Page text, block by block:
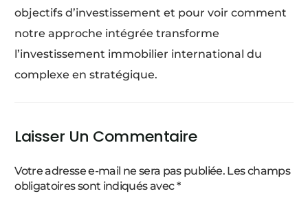
objectifs d’investissement et pour voir comment
notre approche intégrée transforme
l’investissement immobilier international du
complexe en stratégique.
Laisser Un Commentaire
Votre adresse e-mail ne sera pas publiée. Les champs
obligatoires sont indiqués avec*